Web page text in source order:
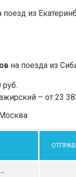
поезд из
на поезда из
– от 23
→